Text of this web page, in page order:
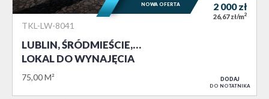
TKL-LW-8041
LUBLIN, ŚRÓDMIEŚCIE,…
LOKAL DO WYNAJĘCIA
75,00 M²
2 000zł
26,67 zł/m2
NOWA OFERTA
DODAJ
DO NOTATNIKA